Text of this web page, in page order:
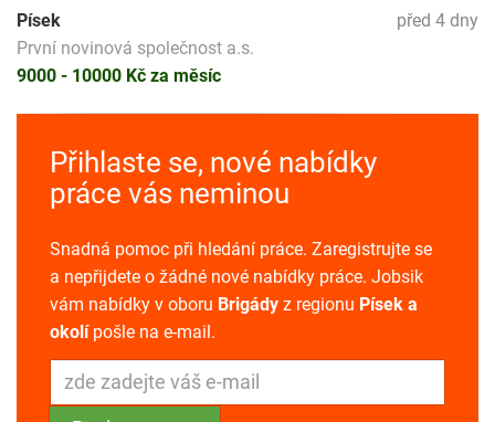
před 4 dny
Písek
První novinová společnost a.s.
9000 - 10000 Kč za měsíc
Přihlaste se, nové nabídky
práce vás neminou
Snadná pomoc při hledání práce. Zaregistrujte se
a nepřijdete o žádné nové nabídky práce. Jobsik
vám nabídky v oboru Brigády z regionu Písek a
okolípošle na e-mail.